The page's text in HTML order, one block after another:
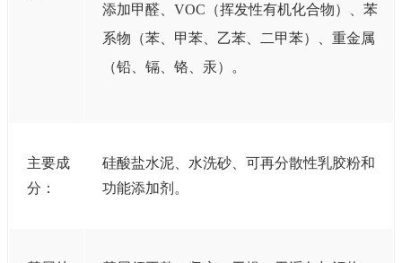
添加甲醛、VOC（挥发性有机化合物）、苯
系物（苯、甲苯、乙苯、二甲苯）、重金属
（铅、镉、铬、汞）。
主要成
分：
硅酸盐水泥、水洗砂、可再分散性乳胶粉和
功能添加剂。